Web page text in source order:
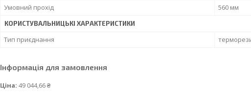
Умовний прохід
560 мм
КОРИСТУВАЛЬНИЦЬКІ ХАРАКТЕРИСТИКИ
Тип приєднання
Інформація для замовлення
Ціна: 49 044,66 ₴